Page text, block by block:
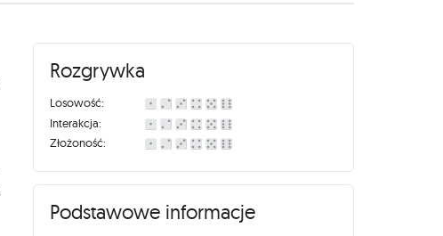
Rozgrywka
Losowość:
Interakcja:
Złożoność:
Podstawowe informacje